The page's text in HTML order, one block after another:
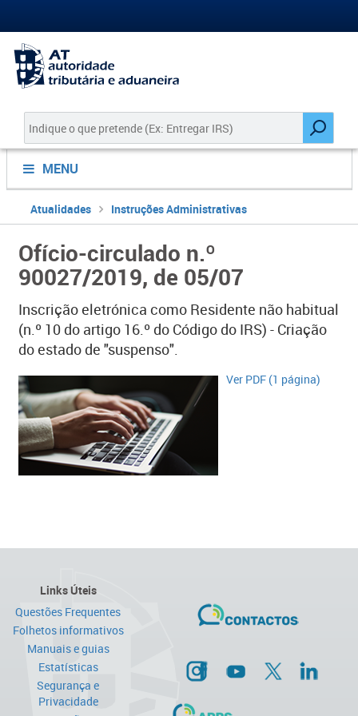
MENU
Atualidades Instruções Administrativas
Ofício-circulado n.º
90027/2019, de 05/07
Inscrição eletrónica como Residente não habitual
(n.º 10 do artigo 16.º do Código do IRS) - Criação
do estado de "suspenso".
​Ver PDF (1 página)
Links Úteis
Questões Frequentes
Folhetos informativos
Manuais e guias
Estatísticas
Segurança e
Privacidade